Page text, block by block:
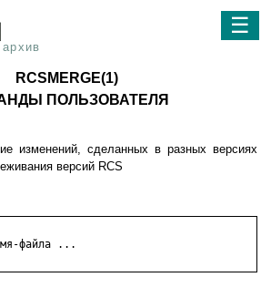
архив
☰
RCSMERGE(1)
ПОЛЬЗОВАТЕЛЯ
изменений, сделанных в разных версиях
версий RCS
файла ...